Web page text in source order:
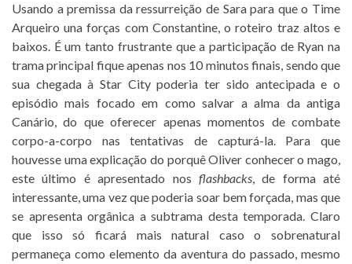
Usando a premissa da ressurreição de Sara para que o Time
Arqueiro una forças com Constantine, o roteiro traz altos e
baixos. É um tanto frustrante que a participação de Ryan na
trama principal fique apenas nos 10 minutos finais, sendo que
sua chegada à Star City poderia ter sido antecipada e o
episódio mais focado em como salvar a alma da antiga
Canário, do que oferecer apenas momentos de combate
corpo-a-corpo nas tentativas de capturá-la. Para que
houvesse uma explicação do porquê Oliver conhecer o mago,
este último é apresentado nos flashbacks, de forma até
interessante, uma vez que poderia soar bem forçada, mas que
se apresenta orgânica a subtrama desta temporada. Claro
que isso só ficará mais natural caso o sobrenatural
permaneça como elemento da aventura do passado, mesmo